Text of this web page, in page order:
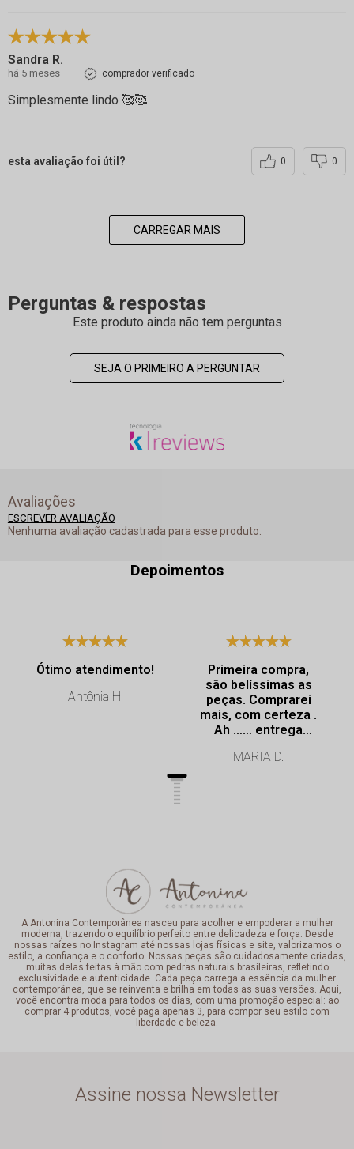
Sandra R.
há 5 meses comprador verificado
Simplesmente lindo 🥰🥰
esta avaliação foi útil? 0 0
CARREGAR MAIS
Perguntas & respostas
Este produto ainda não tem perguntas
SEJA O PRIMEIRO A PERGUNTAR
Avaliações
ESCREVER AVALIAÇÃO
Nenhuma avaliação cadastrada para esse produto.
Depoimentos
Ótimo atendimento!
Antônia H.
Primeira compra,
são belíssimas as
peças. Comprarei
mais, com certeza .
Ah …… entrega
Profissionalismo de
MARIA D.
A Antonina Contemporânea nasceu para acolher e empoderar a mulher
moderna, trazendo o equilíbrio perfeito entre delicadeza e força. Desde
nossas raízes no Instagram até nossas lojas físicas e site, valorizamos o
estilo, a confiança e o conforto. Nossas peças são cuidadosamente criadas,
muitas delas feitas à mão com pedras naturais brasileiras, refletindo
exclusividade e autenticidade. Cada peça carrega a essência da mulher
contemporânea, que se reinventa e brilha em todas as suas versões. Aqui,
você encontra moda para todos os dias, com uma promoção especial: ao
comprar 4 produtos, você paga apenas 3, para compor seu estilo com
liberdade e beleza.
Assine nossa Newsletter